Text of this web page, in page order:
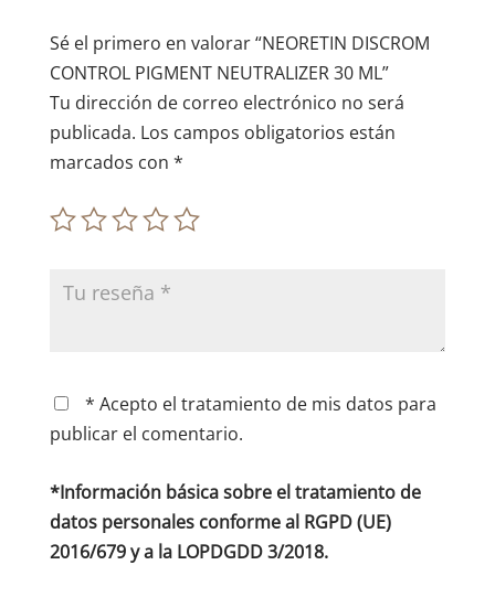
e
:
Sé el primero en valorar “NEORETIN DISCROM
CONTROL PIGMENT NEUTRALIZER 30 ML”
Tu dirección de correo electrónico no será
publicada. Los campos obligatorios están
marcados con *
* Acepto el tratamiento de mis datos para
publicar el comentario.
*Información básica sobre el tratamiento de
datos personales conforme al RGPD (UE)
2016/679 y a la LOPDGDD 3/2018.